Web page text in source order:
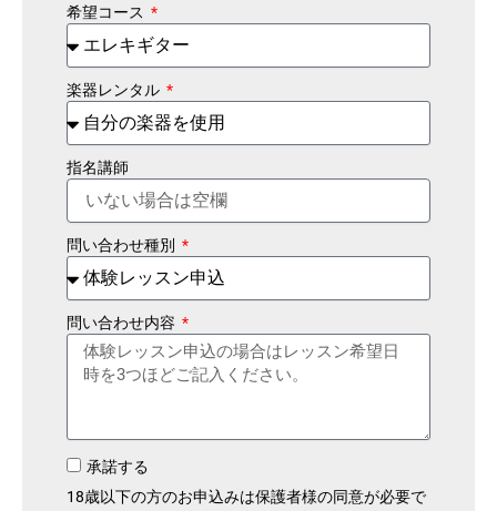
希望コース
楽器レンタル
指名講師
問い合わせ種別
問い合わせ内容
承諾する
18歳以下の方のお申込みは保護者様の同意が必要で